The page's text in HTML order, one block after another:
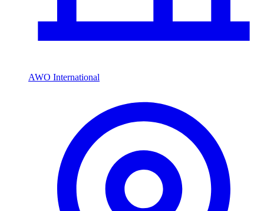
AWO International